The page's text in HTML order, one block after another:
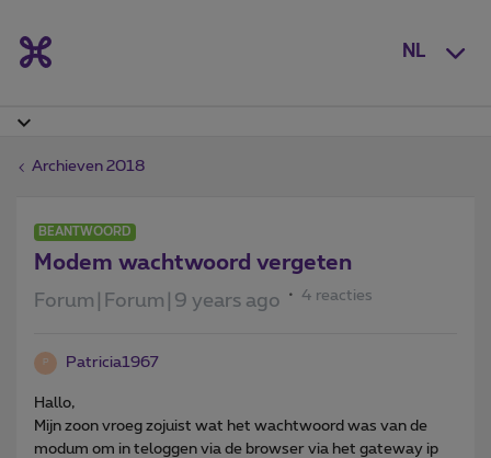
NL
Archieven 2018
BEANTWOORD
Modem wachtwoord vergeten
Forum|Forum|9 years ago 4 reacties
P Patricia1967
Hallo,
Mijn zoon vroeg zojuist wat het wachtwoord was van de
modum om in teloggen via de browser via het gateway ip